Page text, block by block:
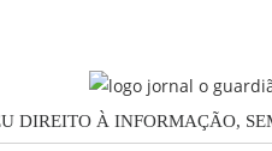
DIREITO À INFORMAÇÃO,